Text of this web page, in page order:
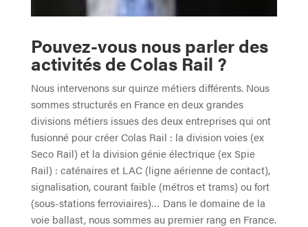
Pouvez-vous nous parler des
activités de Colas Rail ?
Nous intervenons sur quinze métiers différents. Nous
sommes structurés en France en deux grandes
divisions métiers issues des deux entreprises qui ont
fusionné pour créer Colas Rail : la division voies (ex
Seco Rail) et la division génie électrique (ex Spie
Rail) : caténaires et LAC (ligne aérienne de contact),
signalisation, courant faible (métros et trams) ou fort
(sous-stations ferroviaires)… Dans le domaine de la
voie ballast, nous sommes au premier rang en France.